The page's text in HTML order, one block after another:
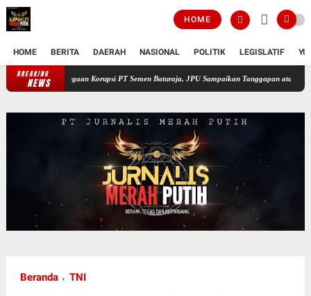
HOME
HOME BERITA DAERAH NASIONAL POLITIK LEGISLATIF
BREAKING
NEWS
Ketiga Dugaan Korupsi PT Semen Baturaja, JPU Sampaikan Tanggapan atas Eksepsi
Beranda TNI